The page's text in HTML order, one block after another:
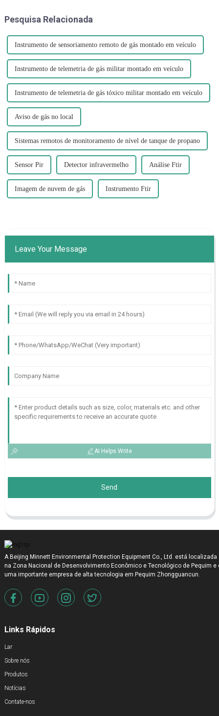
produz nitrogênio...
Pesquisa Relacionada
Instrumento de sensoriamento remoto de gás montado em veículo
Instrumento de telemetria de gás militar montado em veículo
Instrumento de telemetria de gás tóxico militar montado em veículo
Aviso de gás no local
Sistemas remotos de monitoramento de nível de tanque de propano
Sensor Pir Detector infravermelho Análise Ftir
Imagem de nuvem de gás Instrumento Ftir
Leave Your Message
AI Helps Write
Send
A Beijing Minnett Environmental Protection Equipment Co., Ltd. está localizada
na Zona Nacional de Desenvolvimento Econômico e Tecnológico de Pequim e
uma importante empresa de alta tecnologia em Pequim Zhongguancun.
Links Rápidos
Lar
Sobre nós
Produtos
Notícias
Contate-nos